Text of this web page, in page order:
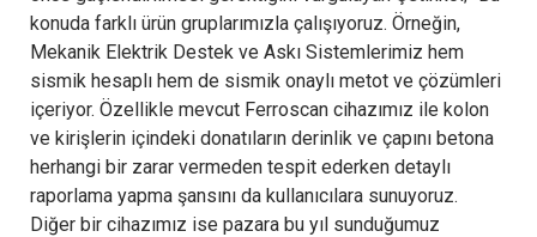
konuda farklı ürün gruplarımızla çalışıyoruz. Örneğin,
Mekanik Elektrik Destek ve Askı Sistemlerimiz hem
sismik hesaplı hem de sismik onaylı metot ve çözümleri
içeriyor. Özellikle mevcut Ferroscan cihazımız ile kolon
ve kirişlerin içindeki donatıların derinlik ve çapını betona
herhangi bir zarar vermeden tespit ederken detaylı
raporlama yapma şansını da kullanıcılara sunuyoruz.
Diğer bir cihazımız ise pazara bu yıl sunduğumuz